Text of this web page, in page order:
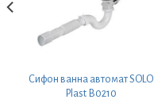
Сифон ванна автомат SOLO
Plast В0210